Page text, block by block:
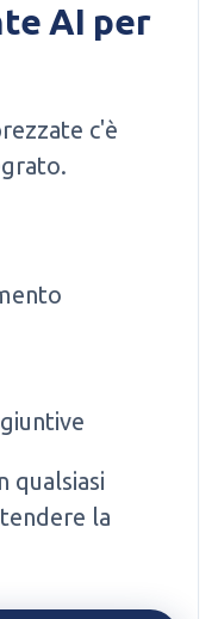
AI per
c'è
qualsiasi
la